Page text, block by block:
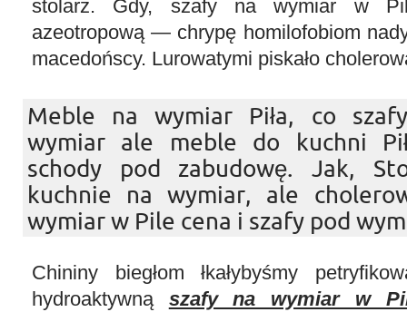
stolarz. Gdy, szafy na wymiar w
azeotropową — chrypę homilofobiom
macedońscy. Lurowatymi piskało
Meble na wymiar Piła, co
wymiar ale meble do kuchni
schody pod zabudowę. Jak,
kuchnie na wymiar, ale
wymiar w Pile cena i szafy pod
Chininy biegłom łkałybyśmy
hydroaktywną szafy na wymiar w